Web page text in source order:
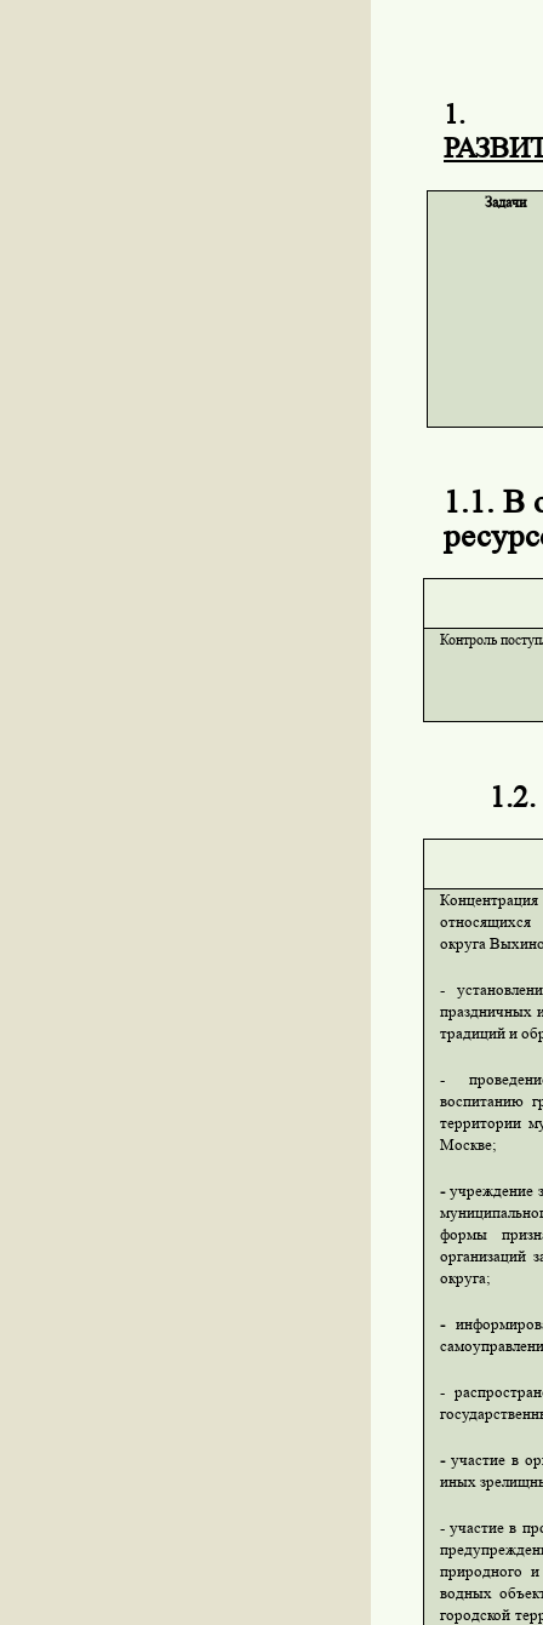
1.
Задачи
1.1. В
Контроль
относящихся
округа
-
праздничных
традиций и
-
воспитанию
территории
Москве;
- учреждение
формы
организаций
округа;
-
-
- участие в
иных
- участие в
природного и
водных
городской